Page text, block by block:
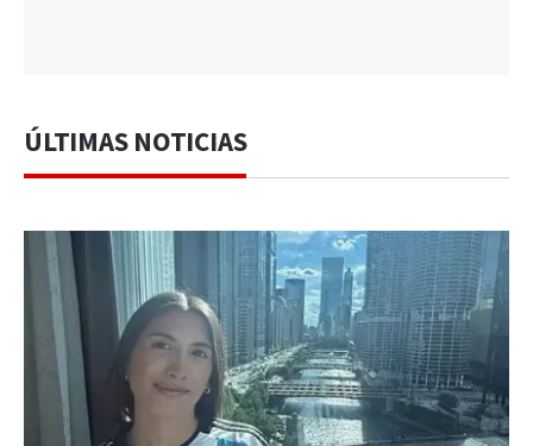
ÚLTIMAS NOTICIAS